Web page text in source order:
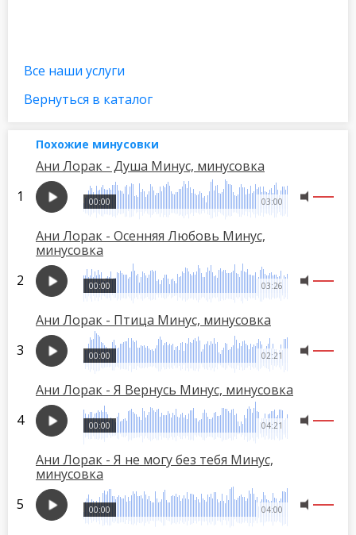
Все наши услуги
Вернуться в каталог
Похожие минусовки
Ани Лорак - Душа Минус, минусовка
03:00
00:00
Ани Лорак - Осенняя Любовь Минус,
минусовка
03:26
00:00
Ани Лорак - Птица Минус, минусовка
02:21
00:00
Ани Лорак - Я Вернусь Минус, минусовка
04:21
00:00
Ани Лорак - Я не могу без тебя Минус,
минусовка
04:00
00:00